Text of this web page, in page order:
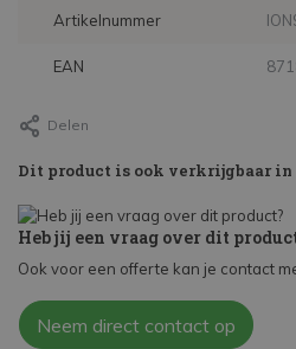
Artikelnummer
EAN
Delen
Dit product is ook verkrijgbaar in
Heb jij een vraag over dit
Ook voor een offerte kan je contact
Neem direct contact op